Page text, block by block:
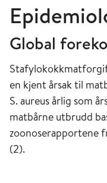
Global
en kjent årsak til
S. aureus årlig som
matbårne utbrudd
zoonoserapportene
(2).